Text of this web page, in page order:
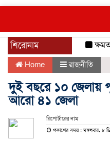
শিরোনাম
Home রাজনীতি
দুই বছরে ১০ জেলায়
আরো ৪১ জেলা
রিপোর্টারের নাম
প্রকাশের সময় : মঙ্গলবার, ৮